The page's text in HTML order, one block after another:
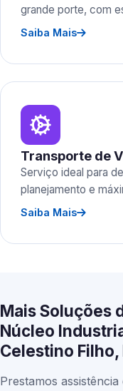
grande porte, com
Saiba Mais
Transporte de
Serviço ideal para
planejamento e
Saiba Mais
Mais Soluções
Núcleo
Celestino Filho,
Prestamos